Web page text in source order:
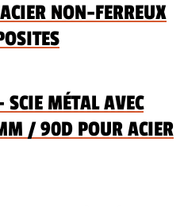
NON-FERREUX
MÉTAL AVEC
/ 90D POUR ACIER